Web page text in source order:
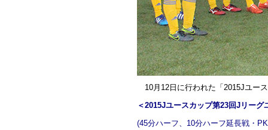
10月12日に行われた「2015Jユー
＜2015Jユースカップ第23回Jリーグ
(45分ハーフ、10分ハーフ延長戦・